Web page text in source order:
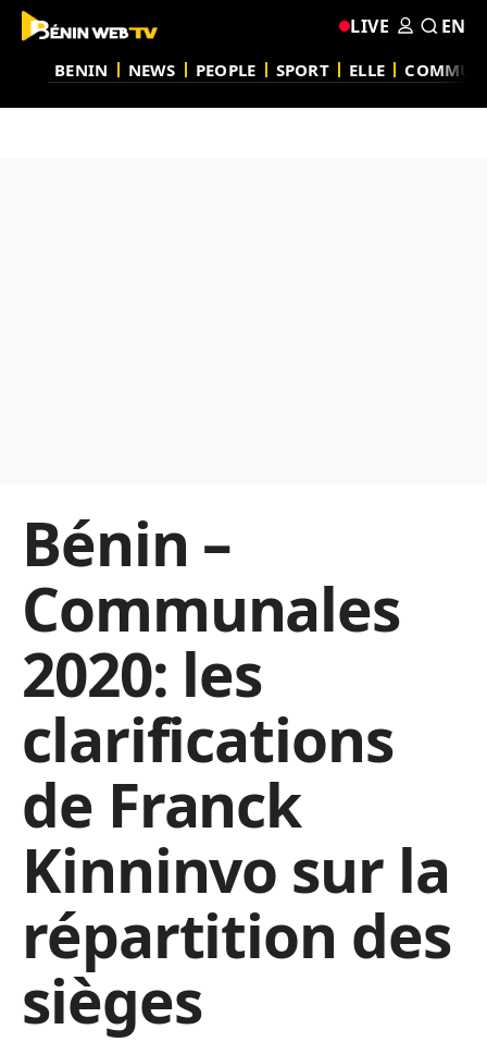
BENIN NEWS PEOPLE SPORT ELLE
LIVE EN
Bénin –
Communales
2020: les
clarifications
de Franck
Kinninvo sur la
répartition des
sièges